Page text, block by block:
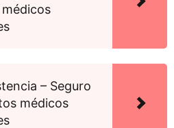
– Seguro
médicos